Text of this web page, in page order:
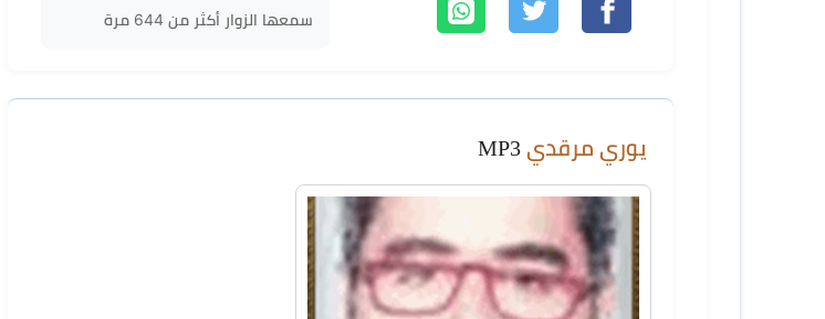
سمعها الزوار أكثر من644 مرة
يوري مرقدي